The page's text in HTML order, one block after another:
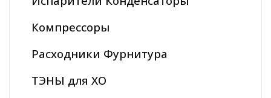
Компрессоры
Расходники Фурнитура
ТЭНЫ для ХО